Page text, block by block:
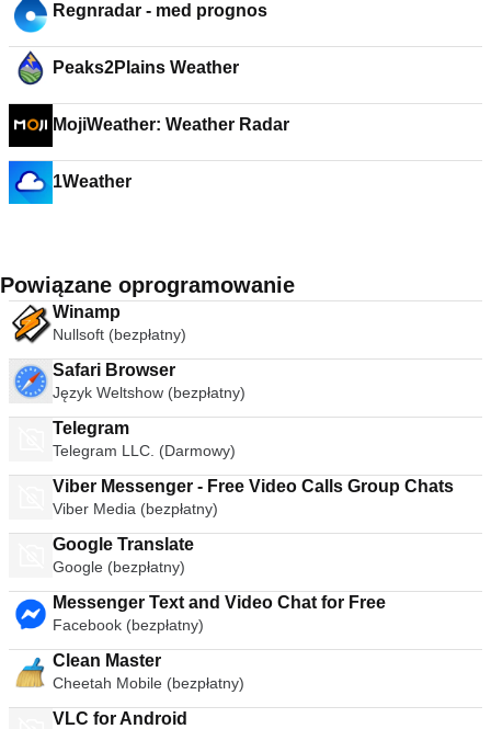
Regnradar - med prognos
Peaks2Plains Weather
MojiWeather: Weather Radar
1Weather
Powiązane oprogramowanie
Winamp
Nullsoft (bezpłatny)
Safari Browser
Język Weltshow (bezpłatny)
Telegram
Telegram LLC. (Darmowy)
Viber Messenger - Free Video Calls Group Chats
Viber Media (bezpłatny)
Google Translate
Google (bezpłatny)
Messenger Text and Video Chat for Free
Facebook (bezpłatny)
Clean Master
Cheetah Mobile (bezpłatny)
VLC for Android